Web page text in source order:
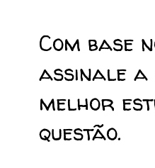
Com base
assinale a
melhor
questão.